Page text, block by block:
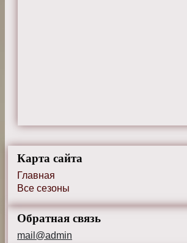
Карта сайта
Главная
Все сезоны
Обратная связь
mail@admin